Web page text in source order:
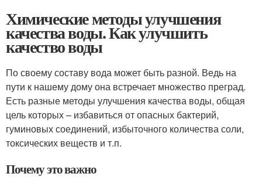
Химические методы улучшения
качества воды. Как улучшить
качество воды
По своему составу вода может быть разной. Ведь на
пути к нашему дому она встречает множество преград.
Есть разные методы улучшения качества воды, общая
цель которых – избавиться от опасных бактерий,
гуминовых соединений, избыточного количества соли,
токсических веществ и т.п.
Почему это важно